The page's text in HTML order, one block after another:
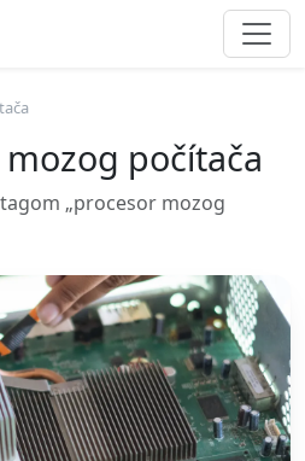
počítača
„procesor mozog